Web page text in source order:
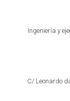
Ingeniería y
C/ Leonardo